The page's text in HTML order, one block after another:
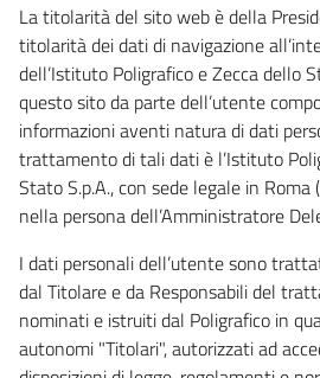
La titolarità del sito web è della
titolarità dei dati di navigazione
dell’Istituto Poligrafico e Zecca dello
questo sito da parte dell’utente
informazioni aventi natura di dati
trattamento di tali dati è l’Istituto
Stato S.p.A., con sede legale in Roma
nella persona dell’Amministratore
I dati personali dell’utente sono
dal Titolare e da Responsabili del
nominati e istruiti dal Poligrafico in
autonomi "Titolari", autorizzati ad